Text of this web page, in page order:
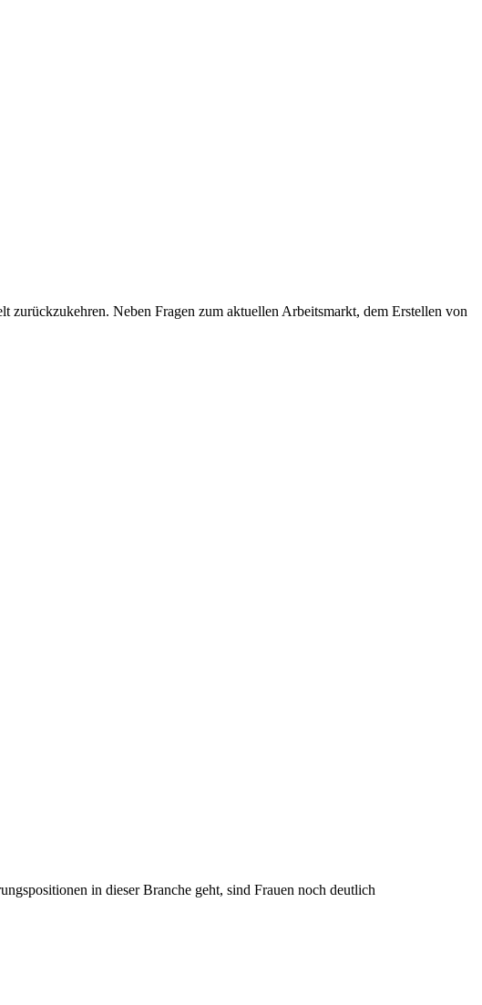
Neben Fragen zum aktuellen Arbeitsmarkt, dem Erstellen von
in dieser Branche geht, sind Frauen noch deutlich